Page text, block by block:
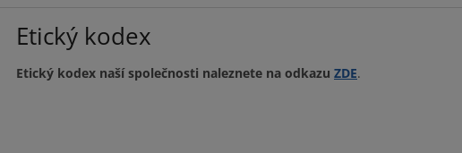
Etický kodex
Etický kodex naší společnosti naleznete na odkazu ZDE.